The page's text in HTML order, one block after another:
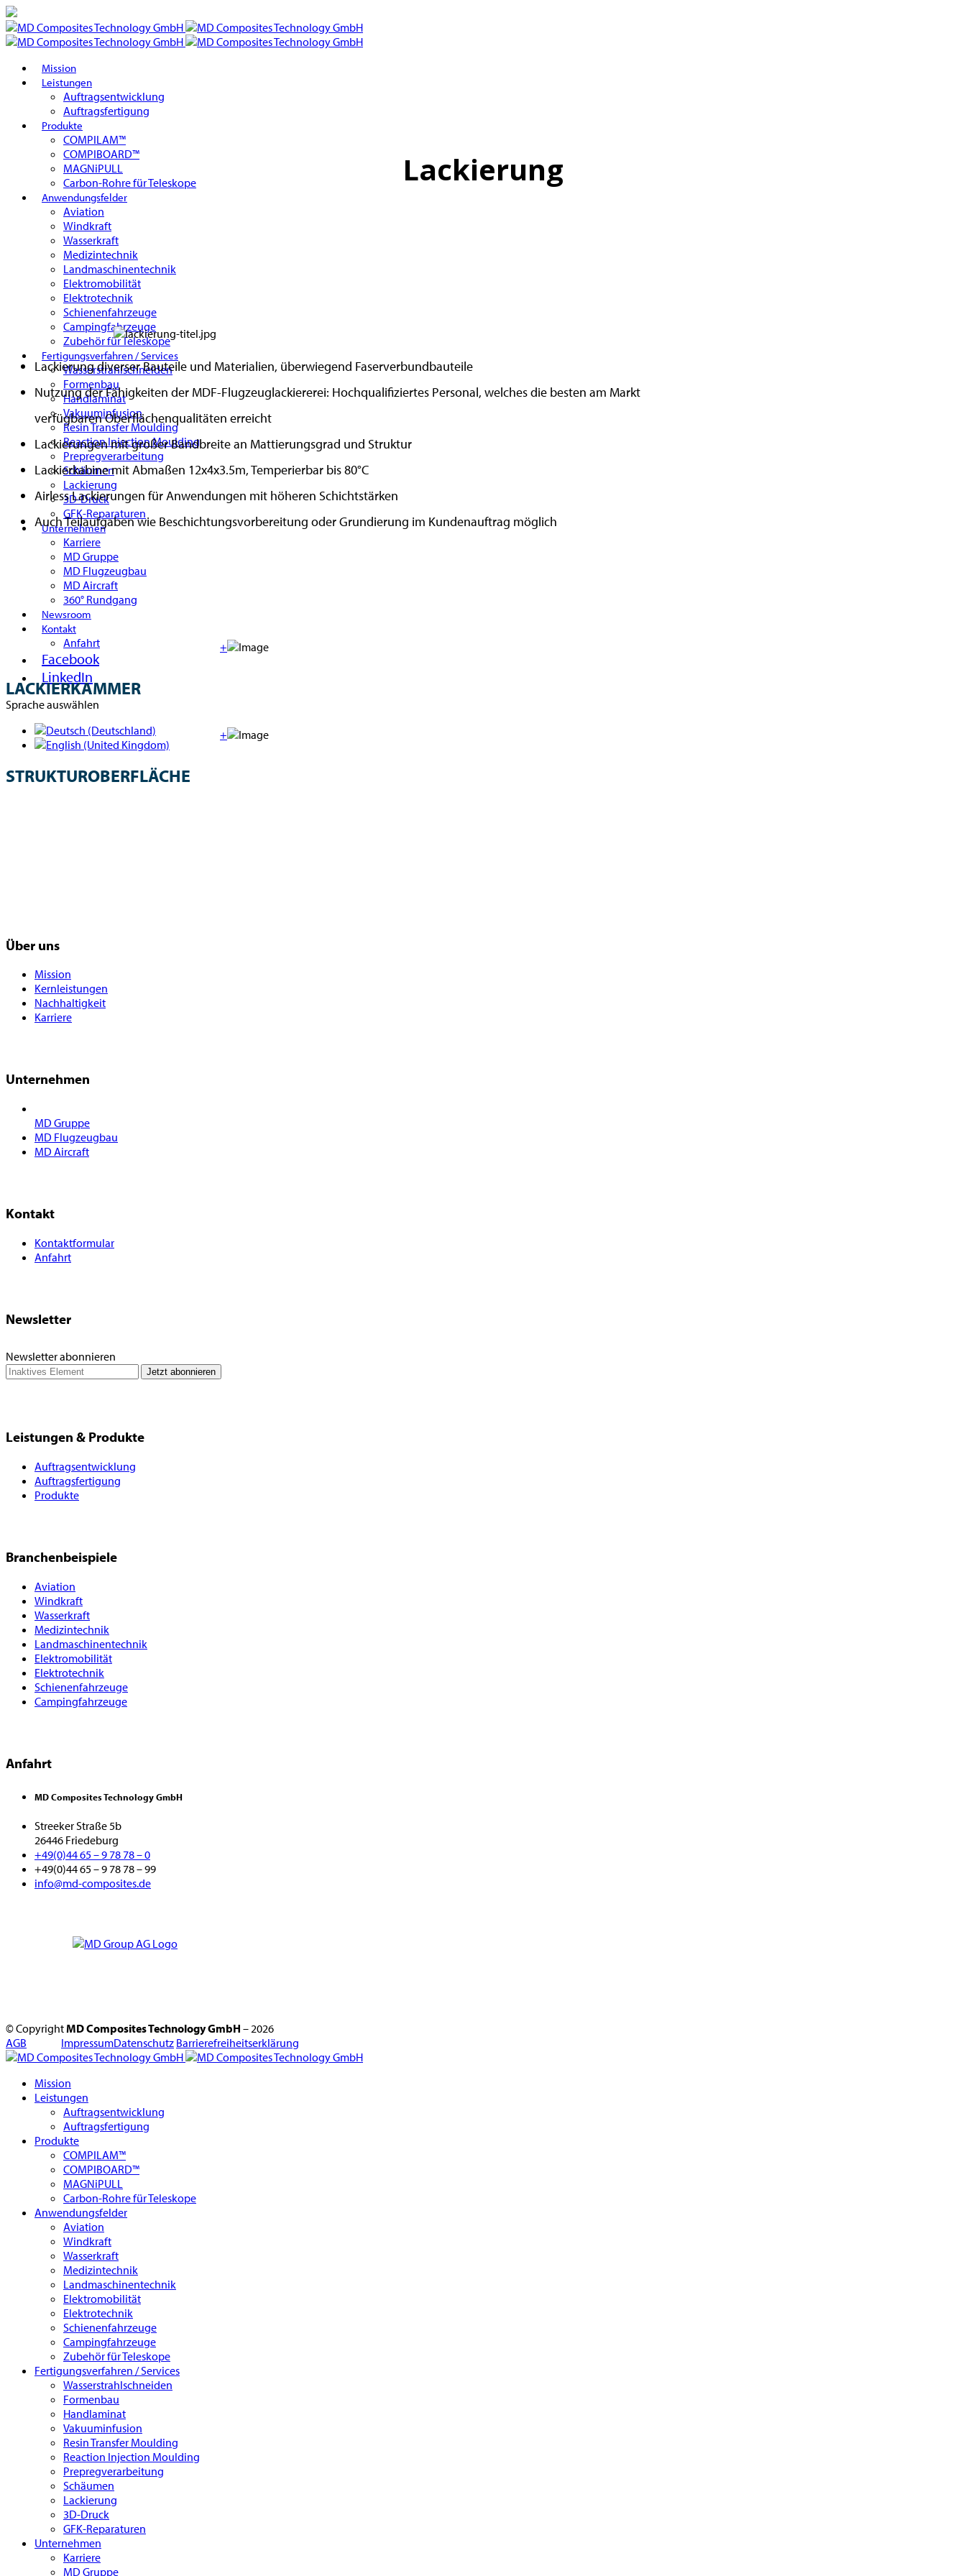
Mission
Leistungen
Auftragsentwicklung
Auftragsfertigung
Produkte
COMPILAM™
COMPIBOARD™
MAGNiPULL
Carbon-Rohre für Teleskope
Anwendungsfelder
Aviation
Windkraft
Wasserkraft
Medizintechnik
Landmaschinentechnik
Elektromobilität
Elektrotechnik
Schienenfahrzeuge
Campingfahrzeuge
Zubehör für Teleskope
Fertigungsverfahren / Services
Wasserstrahlschneiden
Formenbau
Handlaminat
Vakuuminfusion
Resin Transfer Moulding
Reaction Injection Moulding
Prepregverarbeitung
Schäumen
Lackierung
3D-Druck
GFK-Reparaturen
Unternehmen
Karriere
MD Gruppe
MD Flugzeugbau
MD Aircraft
360° Rundgang
Newsroom
Kontakt
Anfahrt
Facebook
LinkedIn
Sprache auswählen
Lackierung
Lackierung diverser Bauteile und Materialien, überwiegend Faserverbundbauteile
Nutzung der Fähigkeiten der MDF-Flugzeuglackiererei: Hochqualifiziertes Personal, welches die besten am Markt
verfügbaren Oberflächenqualitäten erreicht
Lackierungen mit großer Bandbreite an Mattierungsgrad und Struktur
Lackierkabine mit Abmaßen 12x4x3.5m, Temperierbar bis 80°C
Airless Lackierungen für Anwendungen mit höheren Schichtstärken
Auch Teilaufgaben wie Beschichtungsvorbereitung oder Grundierung im Kundenauftrag möglich
+
LACKIERKAMMER
+
STRUKTUROBERFLÄCHE
Über uns
Mission
Kernleistungen
Nachhaltigkeit
Karriere
Unternehmen
MD Gruppe
MD Flugzeugbau
MD Aircraft
Kontakt
Kontaktformular
Anfahrt
Newsletter
Newsletter abonnieren
Leistungen & Produkte
Auftragsentwicklung
Auftragsfertigung
Produkte
Branchenbeispiele
Aviation
Windkraft
Wasserkraft
Medizintechnik
Landmaschinentechnik
Elektromobilität
Elektrotechnik
Schienenfahrzeuge
Campingfahrzeuge
Anfahrt
MD Composites Technology GmbH
Streeker Straße 5b
26446 Friedeburg
+49(0)44 65 – 9 78 78 – 0
+49(0)44 65 – 9 78 78 – 99
info@md-composites.de
© CopyrightMD Composites Technology GmbH – 2026
AGB
ImpressumDatenschutz Barrierefreiheitserklärung
Mission
Leistungen
Auftragsentwicklung
Auftragsfertigung
Produkte
COMPILAM™
COMPIBOARD™
MAGNiPULL
Carbon-Rohre für Teleskope
Anwendungsfelder
Aviation
Windkraft
Wasserkraft
Medizintechnik
Landmaschinentechnik
Elektromobilität
Elektrotechnik
Schienenfahrzeuge
Campingfahrzeuge
Zubehör für Teleskope
Fertigungsverfahren / Services
Wasserstrahlschneiden
Formenbau
Handlaminat
Vakuuminfusion
Resin Transfer Moulding
Reaction Injection Moulding
Prepregverarbeitung
Schäumen
Lackierung
3D-Druck
GFK-Reparaturen
Unternehmen
Karriere
MD Gruppe